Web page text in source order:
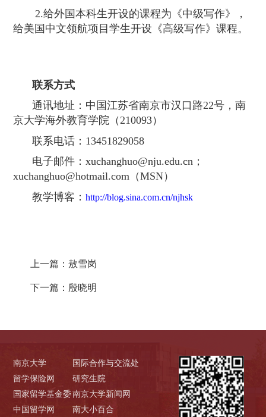
2.给外国本科生开设的课程为《中级写作》，
给美国中文领航项目学生开设《高级写作》课程。
联系方式
通讯地址：中国江苏省南京市汉口路22号，南
京大学海外教育学院（210093）
联系电话： 13451829058
电子邮件： xuchanghuo@nju.edu.cn；
xuchanghuo@hotmail.com（MSN）
教学博客： http://blog.sina.com.cn/njhsk
上一篇： 敖雪岗
下一篇： 殷晓明
南京大学
留学保险网
国家留学基金委
中国留学网
国际合作与交流处
研究生院
南京大学新闻网
南大小百合